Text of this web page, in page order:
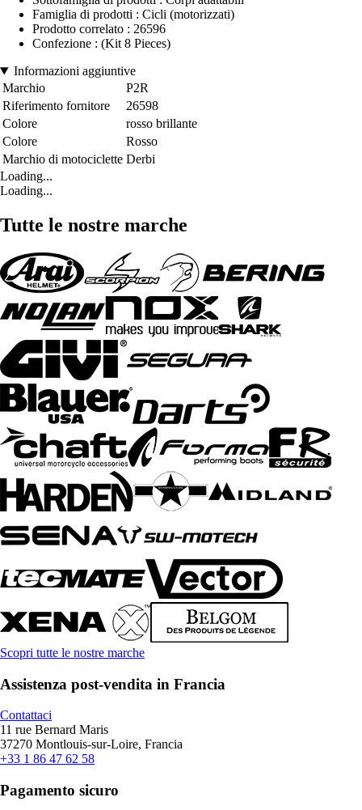
Famiglia di prodotti : Cicli (motorizzati)
Prodotto correlato : 26596
Confezione : (Kit 8 Pieces)
Informazioni aggiuntive
Marchio
P2R
Riferimento fornitore
26598
Colore
rosso brillante
Colore
Rosso
Marchio di motociclette Derbi
Loading...
Loading...
Tutte le nostre marche
Scopri tutte le nostre marche
Assistenza post-vendita in Francia
Contattaci
11 rue Bernard Maris
37270 Montlouis-sur-Loire, Francia
+33 1 86 47 62 58
Pagamento sicuro